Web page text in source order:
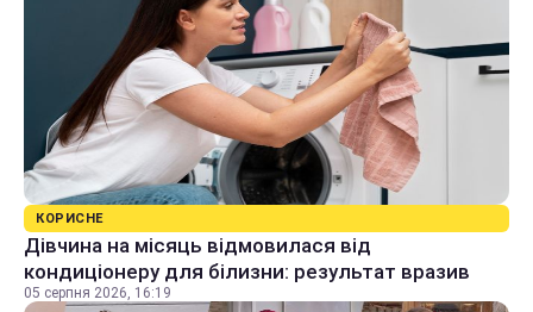
КОРИСНЕ
Дівчина на місяць відмовилася від
кондиціонеру для білизни: результат вразив
05 серпня 2026, 16:19